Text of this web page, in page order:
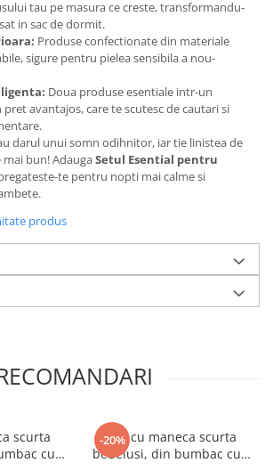
tau pe masura ce creste, transformandu-
in sac de dormit.
Produse confectionate din materiale
sigure pentru pielea sensibila a nou-
Doua produse esentiale intr-un
pret avantajos, care te scutesc de cautari si
darul unui somn odihnitor, iar tie linistea de
mai bun! AdaugaSetul Esential pentru
te pentru nopti mai calme si
produs
scurta
cu
-20%
Body cu maneca scurta
bebelusi, din bumbac cu